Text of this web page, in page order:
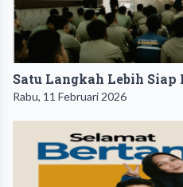
Satu Langkah Lebih
Rabu, 11 Februari 2026